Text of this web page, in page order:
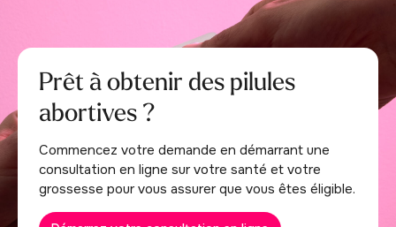
Prêt à obtenir des pilules
abortives ?
Commencez votre demande en démarrant une
consultation en ligne sur votre santé et votre
grossesse pour vous assurer que vous êtes éligible.